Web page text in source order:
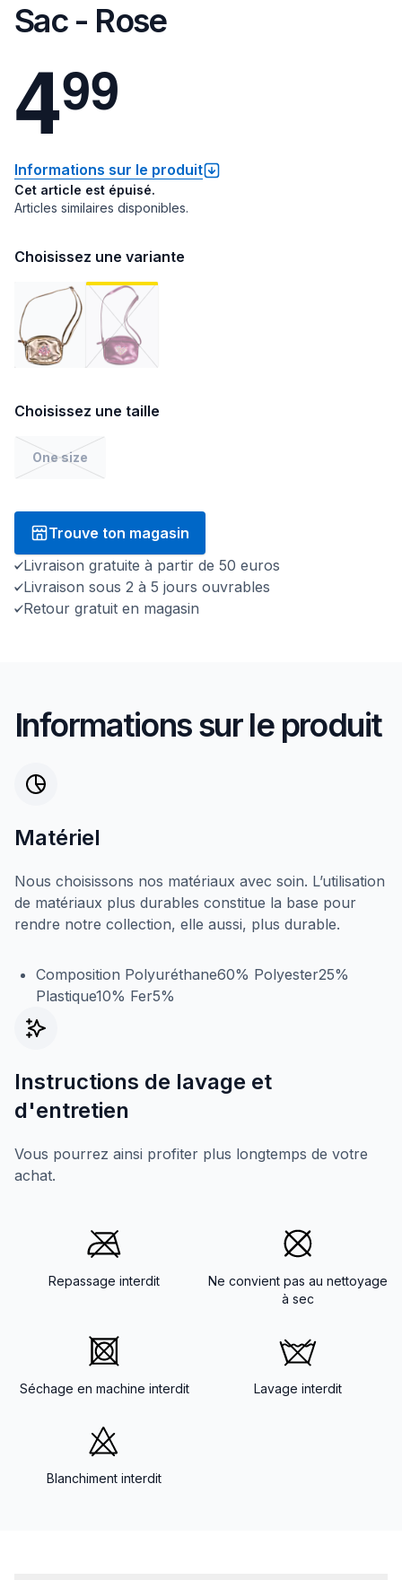
Sac - Rose
499
Informations sur le produit
Cet article est épuisé.
Articles similaires disponibles.
Choisissez une variante
Choisissez une taille
One size
Trouve ton magasin
Livraison gratuite à partir de 50 euros
Livraison sous 2 à 5 jours ouvrables
Retour gratuit en magasin
Informations sur le produit
Matériel
Nous choisissons nos matériaux avec soin. L’utilisation
de matériaux plus durables constitue la base pour
rendre notre collection, elle aussi, plus durable.
Composition Polyuréthane60% Polyester25%
Plastique10% Fer5%
Instructions de lavage et
d'entretien
Vous pourrez ainsi profiter plus longtemps de votre
achat.
Repassage interdit
Ne convient pas au nettoyage
à sec
Séchage en machine interdit Lavage interdit
Blanchiment interdit